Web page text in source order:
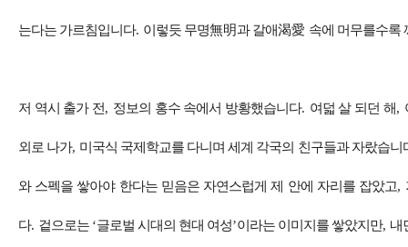
는다는 가르침입니다. 이렇듯 무명無明과 갈애渴愛 속에 머무를수록
저 역시 출가 전, 정보의 홍수 속에서 방황했습니다. 여덟 살 되던 해,
외로 나가, 미국식 국제학교를 다니며 세계 각국의 친구들과 자랐습니
와 스펙을 쌓아야 한다는 믿음은 자연스럽게 제 안에 자리를 잡았고,
다. 겉으로는 ‘글로벌 시대의 현대 여성’이라는 이미지를 쌓았지만, 내